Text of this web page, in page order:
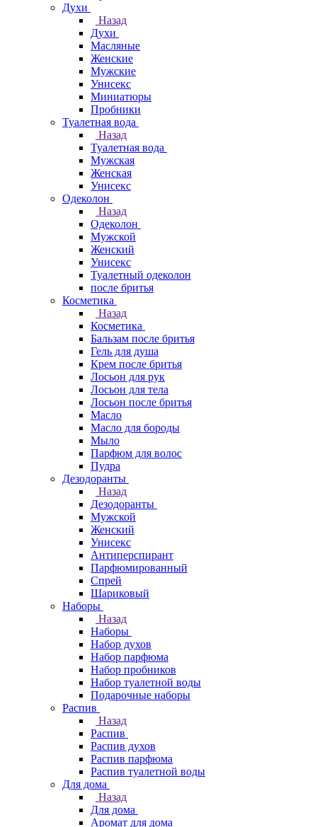
Духи
Назад
Духи
Масляные
Женские
Мужские
Унисекс
Миниатюры
Пробники
Туалетная вода
Назад
Туалетная вода
Мужская
Женская
Унисекс
Одеколон
Назад
Одеколон
Мужской
Женский
Унисекс
Туалетный одеколон
после бритья
Косметика
Назад
Косметика
Бальзам после бритья
Гель для душа
Крем после бритья
Лосьон для рук
Лосьон для тела
Лосьон после бритья
Масло
Масло для бороды
Мыло
Парфюм для волос
Пудра
Дезодоранты
Назад
Дезодоранты
Мужской
Женский
Унисекс
Антиперспирант
Парфюмированный
Спрей
Шариковый
Наборы
Назад
Наборы
Набор духов
Набор парфюма
Набор пробников
Набор туалетной воды
Подарочные наборы
Распив
Назад
Распив
Распив духов
Распив парфюма
Распив туалетной воды
Для дома
Назад
Для дома
Аромат для дома